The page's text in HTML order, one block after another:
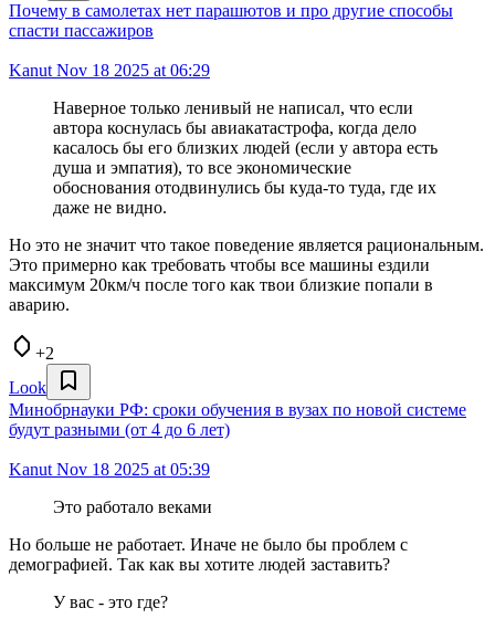
Почему в самолетах нет парашютов и про другие способы
спасти пассажиров
Kanut Nov 18 2025 at 06:29
Наверное только ленивый не написал, что если
автора коснулась бы авиакатастрофа, когда дело
касалось бы его близких людей (если у автора есть
душа и эмпатия), то все экономические
обоснования отодвинулись бы куда-то туда, где их
даже не видно.
Но это не значит что такое поведение является рациональным.
Это примерно как требовать чтобы все машины ездили
максимум 20км/ч после того как твои близкие попали в
аварию.
+2
Look
Минобрнауки РФ: сроки обучения в вузах по новой системе
будут разными (от 4 до 6 лет)
Kanut Nov 18 2025 at 05:39
Это работало веками
Но больше не работает. Иначе не было бы проблем с
демографией. Так как вы хотите людей заставить?
У вас - это где?